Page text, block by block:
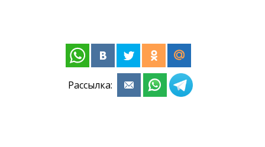
Рассылка: